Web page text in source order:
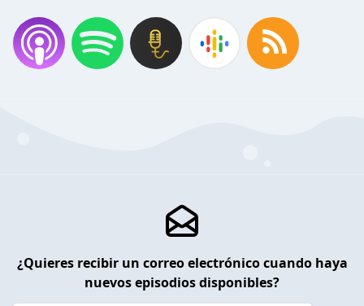
¿Quieres recibir un correo electrónico cuando haya
nuevos episodios disponibles?